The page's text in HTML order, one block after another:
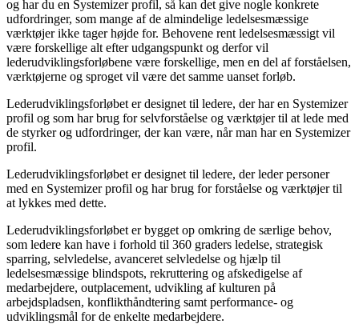
og har du en Systemizer profil, så kan det give nogle konkrete
udfordringer, som mange af de almindelige ledelsesmæssige
værktøjer ikke tager højde for. Behovene rent ledelsesmæssigt vil
være forskellige alt efter udgangspunkt og derfor vil
lederudviklingsforløbene være forskellige, men en del af forståelsen,
værktøjerne og sproget vil være det samme uanset forløb.
Lederudviklingsforløbet er designet til ledere, der har en Systemizer
profil og som har brug for selvforståelse og værktøjer til at lede med
de styrker og udfordringer, der kan være, når man har en Systemizer
profil.
Lederudviklingsforløbet er designet til ledere, der leder personer
med en Systemizer profil og har brug for forståelse og værktøjer til
at lykkes med dette.
Lederudviklingsforløbet er bygget op omkring de særlige behov,
som ledere kan have i forhold til 360 graders ledelse, strategisk
sparring, selvledelse, avanceret selvledelse og hjælp til
ledelsesmæssige blindspots, rekruttering og afskedigelse af
medarbejdere, outplacement, udvikling af kulturen på
arbejdspladsen, konflikthåndtering samt performance- og
udviklingsmål for de enkelte medarbejdere.